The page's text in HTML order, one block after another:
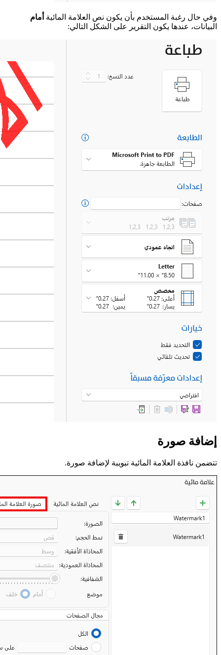
وفي حال رغبة المستخدم بأن يكون نص العلامة المائية أمام
البيانات، عندها يكون التقرير على الشكل التالي:
إضافة صورة
تتضمن نافذة العلامة المائية تبويبة لإضافة صورة.